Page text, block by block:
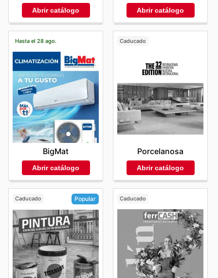
Abrir catálogo Abrir catálogo
Hasta el 28 ago.
BigMat
Abrir catálogo
Caducado
Porcelanosa
Abrir catálogo
Caducado Popular Caducado